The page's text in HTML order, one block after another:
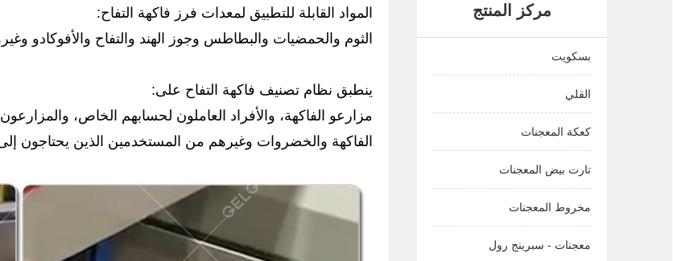
المواد القابلة للتطبيق لمعدات فرز فاكهة التفاح:
الثوم والحمضيات والبطاطس وجوز الهند والتفاح والأفوكادو
ينطبق نظام تصنيف فاكهة التفاح على:
مزارعو الفاكهة، والأفراد العاملون لحسابهم الخاص،
الفاكهة والخضروات وغيرهم من المستخدمين الذين يحتاجون
مركز المنتج
بسكويت
القلي
كعكة المعجنات
تارت بيض المعجنات
مخروط المعجنات
معجنات - سبرينج رول